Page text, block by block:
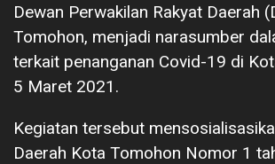
Dewan Perwakilan Rakyat Daerah
Tomohon, menjadi narasumber
terkait penanganan Covid-19 di
5 Maret 2021.
Kegiatan tersebut
Daerah Kota Tomohon Nomor 1